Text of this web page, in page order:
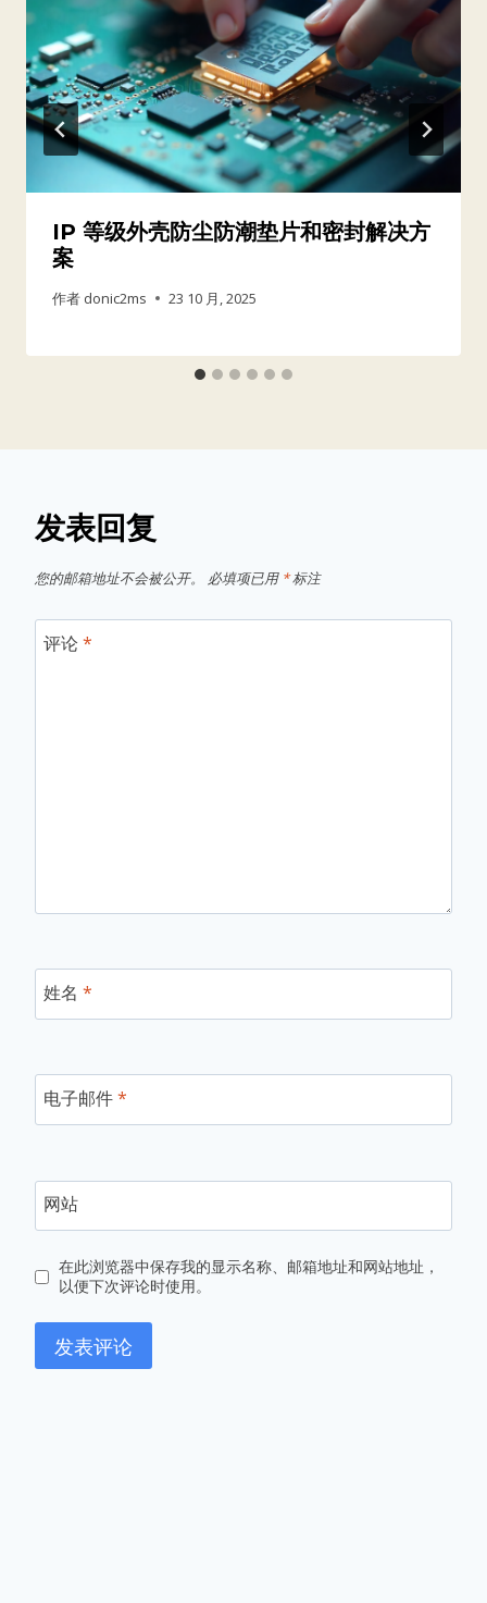
IP 等级外壳防尘防潮垫片和密封解决方
案
作者 donic2ms 23 10 月, 2025
发表回复
您的邮箱地址不会被公开。 必填项已用 *标注
评论*
姓名 *
电子邮件*
网站
在此浏览器中保存我的显示名称、邮箱地址和网站地址，
以便下次评论时使用。